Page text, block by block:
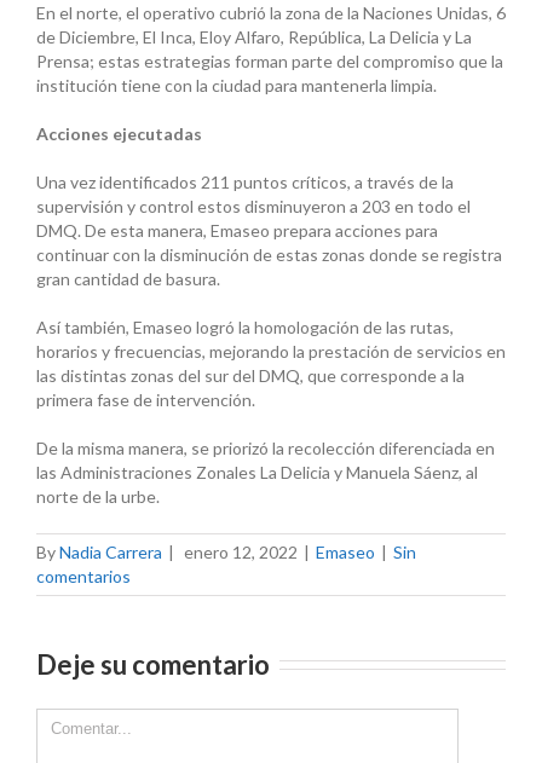
En el norte, el operativo cubrió la zona de la Naciones Unidas, 6
de Diciembre, El Inca, Eloy Alfaro, República, La Delicia y La
Prensa; estas estrategias forman parte del compromiso que la
institución tiene con­ la ciudad para mantenerla limpia.
Acciones ejecutadas
Una vez identificados 211 puntos críticos, a través de la
supervisión y control estos disminuyeron a 203 en todo el
DMQ. De esta manera, Emaseo prepara acciones para
continuar con la disminución de estas zonas donde se registra
gran cantidad de basura.
Así también, Emaseo logró la homologación de las rutas,
horarios y frecuencias, mejorando la prestación de servicios en
las distintas zonas del sur del DMQ, que corresponde a la
primera fase de intervención.
De la misma manera, se priorizó la recolección diferenciada en
las Administraciones Zonales La Delicia y Manuela Sáenz, al
norte de la urbe.
ByNadia Carrera | enero 12, 2022 | Emaseo | Sin
comentarios
Deje su comentario
Comment